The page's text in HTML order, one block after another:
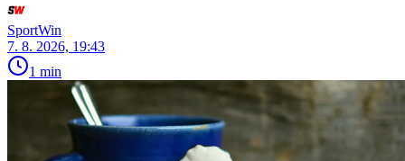
SportWin
7. 8. 2026, 19:43
1 min